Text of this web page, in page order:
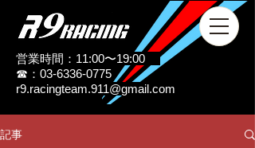
営業時間：11:00〜19:00
☎：03-6336-0775
r9.racingteam.911@gmail.com
記事